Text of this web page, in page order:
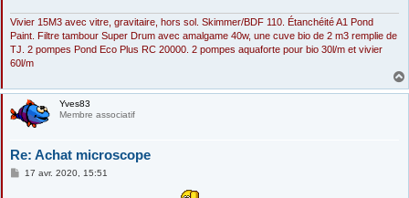
Vivier 15M3 avec vitre, gravitaire, hors sol. Skimmer/BDF 110. Étanchéité A1 Pond
Paint. Filtre tambour Super Drum avec amalgame 40w, une cuve bio de 2 m3 remplie de
TJ. 2 pompes Pond Eco Plus RC 20000. 2 pompes aquaforte pour bio 30l/m et vivier
60l/m
Yves83
Membre associatif
Re: Achat microscope
M17 avr. 2020, 15:51